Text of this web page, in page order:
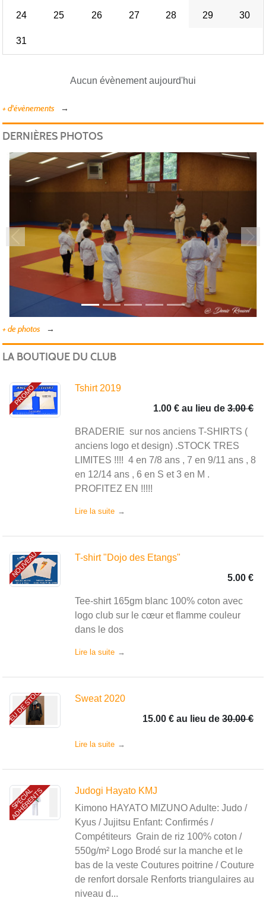
24 25 26 27 28 29 30
31
Aucun évènement aujourd'hui
+ d'évènements
DERNIÈRES PHOTOS
Précedent
+ de photos
LA BOUTIQUE DU CLUB
PROMO
Tshirt 2019
1.00 € au lieu de 3.00 €
BRADERIE sur nos anciens T-SHIRTS (
anciens logo et design) .STOCK TRES
LIMITES !!!! 4 en 7/8 ans , 7 en 9/11 ans , 8
en 12/14 ans , 6 en S et 3 en M .
PROFITEZ EN !!!!!
Lire la suite
NOUVEAU
T-shirt "Dojo des Etangs"
5.00 €
Tee-shirt 165gm blanc 100% coton avec
logo club sur le cœur et flamme couleur
dans le dos
Lire la suite
PEU DE STOCK
Sweat 2020
15.00 € au lieu de 30.00 €
Lire la suite
S
P
É
C
I
A
L
A
D
H
É
R
E
N
T
S
Judogi Hayato KMJ
Kimono HAYATO MIZUNO Adulte: Judo /
Kyus / Jujitsu Enfant: Confirmés /
Compétiteurs Grain de riz 100% coton /
550g/m² Logo Brodé sur la manche et le
bas de la veste Coutures poitrine / Couture
de renfort dorsale Renforts triangulaires au
niveau d...